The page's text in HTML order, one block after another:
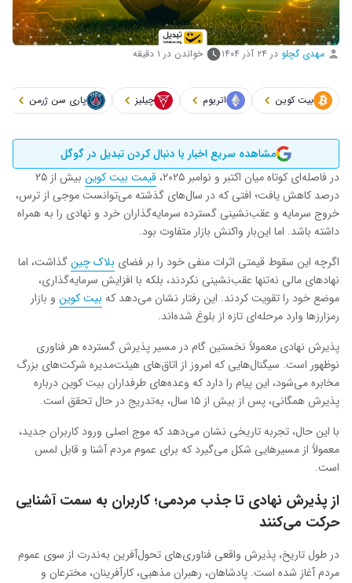
مهدی گچلو در ۲۴ آذر ۱۴۰۴ خواندن در ۱ دقیقه
بیت کوین اتریوم چیلیز پاری سن ژرمن
مشاهده سریع اخبار با دنبال کردن تبدیل در گوگل
در فاصله‌ای کوتاه میان اکتبر و نوامبر ۲۰۲۵،
قیمت بیت‌ کوین
بیش از ۲۵
درصد کاهش یافت؛ افتی که در سال‌های گذشته می‌توانست موجی از ترس،
خروج سرمایه و عقب‌نشینی گسترده سرمایه‌گذاران خرد و نهادی را به همراه
داشته باشد. اما این‌بار واکنش بازار متفاوت بود.
اگرچه این سقوط قیمتی اثرات منفی خود را بر فضای بلاک چینگذاشت، اما
نهادهای مالی نه‌تنها عقب‌نشینی نکردند، بلکه با افزایش سرمایه‌گذاری،
موضع خود را تقویت کردند. این رفتار نشان می‌دهد که بیت‌ کوین و بازار
رمزارزها وارد مرحله‌ای تازه از بلوغ شده‌اند.
پذیرش نهادی معمولاً نخستین گام در مسیر پذیرش گسترده هر فناوری
نوظهور است. سیگنال‌هایی که امروز از اتاق‌های هیئت‌مدیره شرکت‌های بزرگ
مخابره می‌شود، این پیام را دارد که وعده‌های طرفداران بیت‌ کوین درباره
پذیرش همگانی، پس از بیش از ۱۵ سال، به‌تدریج در حال تحقق است.
با این حال، تجربه تاریخی نشان می‌دهد که موج اصلی ورود کاربران جدید،
معمولاً از مسیرهایی شکل می‌گیرد که برای عموم مردم آشنا و قابل لمس
است.
از پذیرش نهادی تا جذب مردمی؛ کاربران به سمت آشنایی
حرکت می‌کنند
در طول تاریخ، پذیرش واقعی فناوری‌های تحول‌آفرین به‌ندرت از سوی عموم
مردم آغاز شده است. پادشاهان، رهبران مذهبی، کارآفرینان، مخترعان و